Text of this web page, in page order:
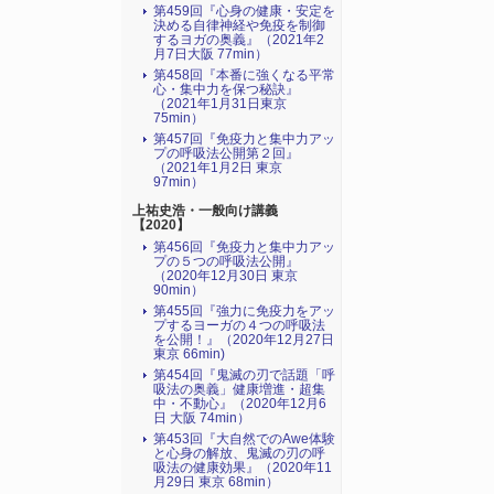
第459回『心身の健康・安定を
決める自律神経や免疫を制御
するヨガの奥義』（2021年2
月7日大阪 77min）
第458回『本番に強くなる平常
心・集中力を保つ秘訣』
（2021年1月31日東京
75min）
第457回『免疫力と集中力アッ
プの呼吸法公開第２回』
（2021年1月2日 東京
97min）
上祐史浩・一般向け講義
【2020】
第456回『免疫力と集中力アッ
プの５つの呼吸法公開』
（2020年12月30日 東京
90min）
第455回『強力に免疫力をアッ
プするヨーガの４つの呼吸法
を公開！』（2020年12月27日
東京 66min)
第454回『鬼滅の刃で話題「呼
吸法の奥義」健康増進・超集
中・不動心』（2020年12月6
日 大阪 74min）
第453回『大自然でのAwe体験
と心身の解放、鬼滅の刃の呼
吸法の健康効果』（2020年11
月29日 東京 68min）